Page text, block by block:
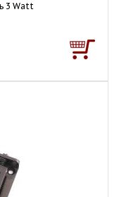
3 Watt